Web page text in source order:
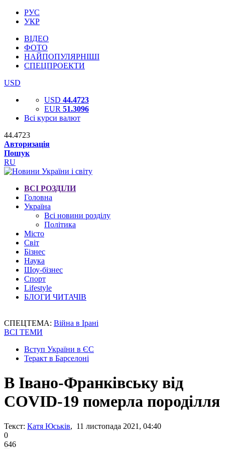
РУС
УКР
ВІДЕО
ФОТО
НАЙПОПУЛЯРНІШІ
СПЕЦПРОЕКТИ
USD
USD 44.4723
EUR 51.3096
Всі курси валют
44.4723
Авторизація
Пошук
RU
ВСІ РОЗДІЛИ
Головна
Україна
Всі новини розділу
Політика
Місто
Світ
Бізнес
Наука
Шоу-бізнес
Спорт
Lifestyle
БЛОГИ ЧИТАЧІВ
СПЕЦТЕМА: Війна в Ірані
ВСІ ТЕМИ
Вступ України в ЄС
Теракт в Барселоні
В Івано-Франківську від
COVID-19 померла породілля
Текст: Катя Юськів, 11 листопада 2021, 04:40
0
646